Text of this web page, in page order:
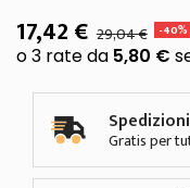
17,42 € 29,04 € -40%
Gratis per